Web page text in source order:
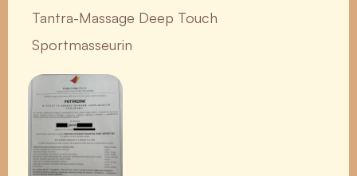
Tantra-Massage Deep Touch
Sportmasseurin